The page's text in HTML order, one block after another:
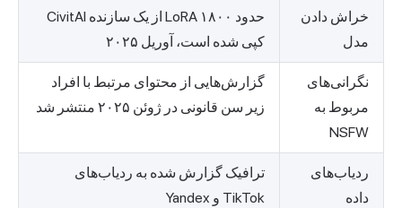
خراش دادن
مدل
حدود ۱۸۰۰ LoRA از یک سازنده CivitAI
کپی شده است، آوریل ۲۰۲۵
نگرانی‌های
مربوط به
NSFW
گزارش‌هایی از محتوای مرتبط با افراد
زیر سن قانونی در ژوئن ۲۰۲۵ منتشر شد
ردیاب‌های
داده
ترافیک گزارش شده به ردیاب‌های
TikTok و Yandex